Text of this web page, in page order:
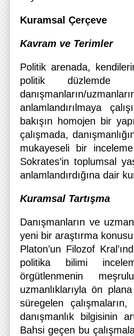
Kuramsal Çerçeve
Kavram ve Terimler
Politik arenada,
politik düzlemde
danışmanların/
anlamlandırılmaya
bakışın homojen bir
çalışmada,
mukayeseli bir
Sokrates’in toplumsal
anlamlandırdığına dair
Kuramsal Tartışma
Danışmanların ve
yeni bir araştırma
Platon’un Filozof
politika bilimi
örgütlenmenin
uzmanlıklarıyla ön
süregelen
danışmanlık bilgisinin
Bahsi geçen bu